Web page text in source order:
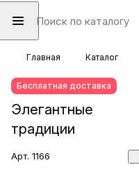
Главная Каталог
Бесплатная доставка
Элегантные
традиции
Арт. 1166